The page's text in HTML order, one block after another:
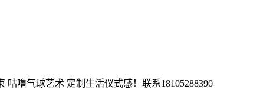
咕噜气球艺术 定制生活仪式感！联系18105288390